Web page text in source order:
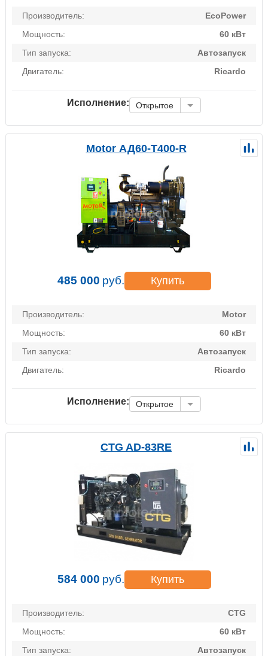
Производитель:
EcoPower
Мощность:
60 кВт
Тип запуска:
Автозапуск
Двигатель:
Ricardo
Исполнение: Открытое
Motor АД60-Т400-R
485 000 руб. Купить
Производитель:
Motor
Мощность:
60 кВт
Тип запуска:
Автозапуск
Двигатель:
Ricardo
Исполнение: Открытое
CTG AD-83RE
584 000 руб. Купить
Производитель:
CTG
Мощность:
60 кВт
Тип запуска:
Автозапуск